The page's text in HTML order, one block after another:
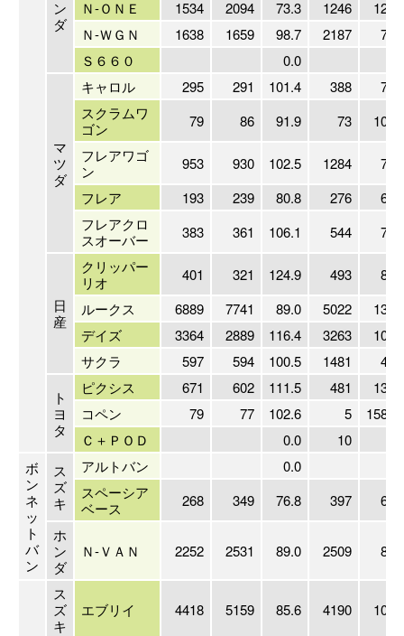
ン
ダ
Ｎ-ＯＮＥ
1534 2094 73.3 1246
Ｎ-ＷＧＮ
1638 1659 98.7 2187
Ｓ６６０
0.0
マ
ツ
ダ
キャロル 295 291 101.4 388
スクラムワ
ゴン
79 86 91.9 73
フレアワゴ
ン
953 930 102.5 1284
フレア
193 239 80.8 276
フレアクロ
スオーバー
383 361 106.1 544
日
産
クリッパー
リオ
401 321 124.9 493
ルークス
6889 7741 89.0 5022
デイズ
3364 2889 116.4 3263
サクラ
597 594 100.5 1481
ト
ヨ
タ
ピクシス 671 602 111.5 481
コペン
79 77 102.6 5
Ｃ＋ＰＯＤ
0.0 10
ボ
ン
ネ
ッ
ト
バ
ン
ス
ズ
キ
アルトバン 0.0
スペーシア
ベース
268 349 76.8 397
ホ
ン
ダ
Ｎ-ＶＡＮ 2252 2531 89.0 2509
ス
ズ
キ
エブリイ 4418 5159 85.6 4190